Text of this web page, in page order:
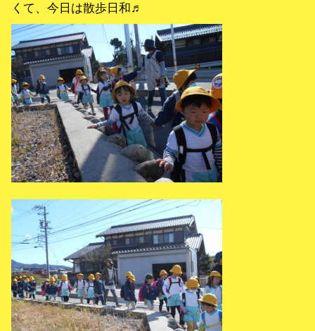
くて、今日は散歩日和♬